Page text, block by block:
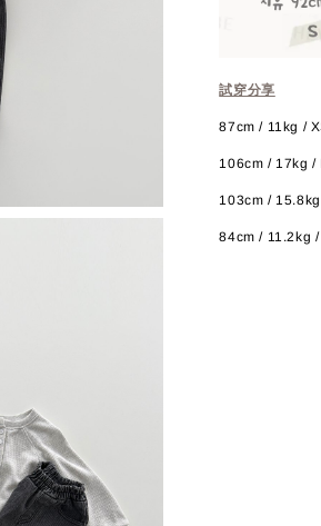
試穿分享
87cm / 11kg /
106cm / 17kg /
103cm /
84cm / 11.2kg